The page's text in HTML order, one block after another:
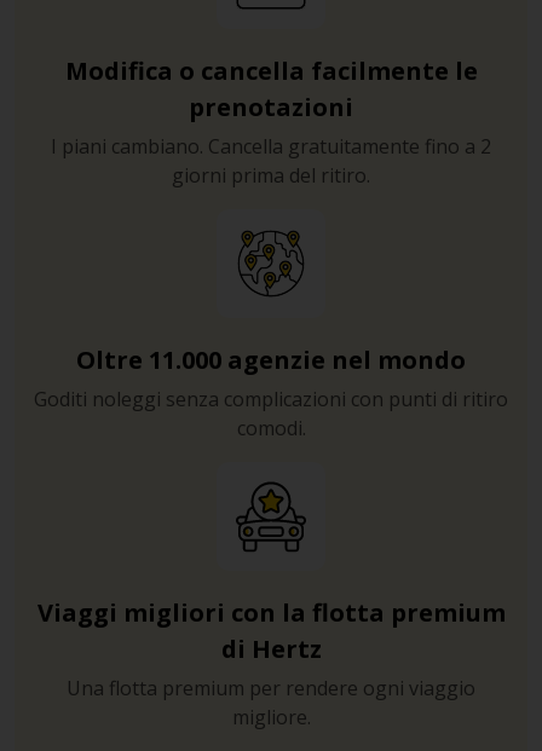
Modifica o cancella facilmente le
prenotazioni
I piani cambiano. Cancella gratuitamente fino a 2
giorni prima del ritiro.
Oltre 11.000 agenzie nel mondo
Goditi noleggi senza complicazioni con punti di ritiro
comodi.
Viaggi migliori con la flotta premium
di Hertz
Una flotta premium per rendere ogni viaggio
migliore.